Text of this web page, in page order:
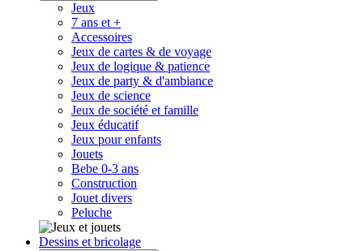
Jeux
7 ans et +
Accessoires
Jeux de cartes & de voyage
Jeux de logique & patience
Jeux de party & d'ambiance
Jeux de science
Jeux de société et famille
Jeux éducatif
Jeux pour enfants
Jouets
Bebe 0-3 ans
Construction
Jouet divers
Peluche
Dessins et bricolage